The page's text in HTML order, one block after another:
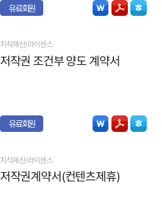
유료회원
지식재산/라이센스
저작권 조건부 양도 계약서
유료회원
지식재산/라이센스
저작권계약서(컨텐츠제휴)